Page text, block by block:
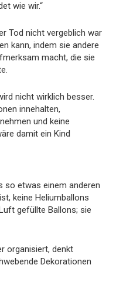
wie wir.“
Tod nicht vergeblich war
kann, indem sie andere
macht, die sie
nicht wirklich besser.
innehalten,
und keine
damit ein Kind
so etwas einem anderen
keine Heliumballons
gefüllte Ballons; sie
organisiert, denkt
Dekorationen